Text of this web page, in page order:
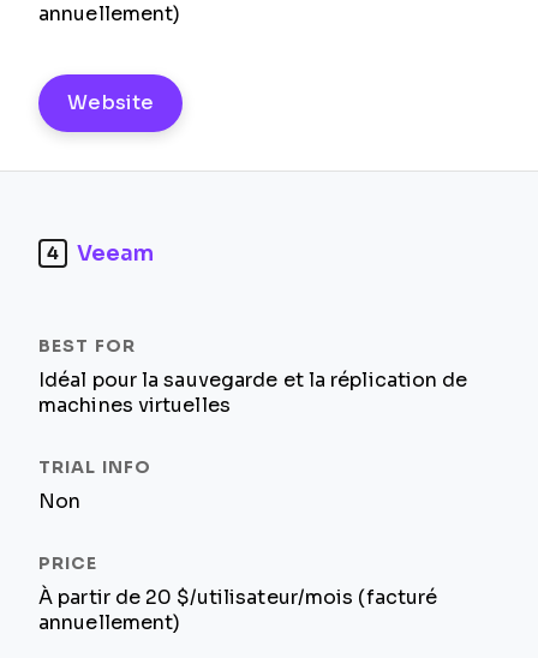
annuellement)
Website
4 Veeam
Idéal pour la sauvegarde et la réplication de
machines virtuelles
Non
À partir de 20 $/utilisateur/mois (facturé
annuellement)